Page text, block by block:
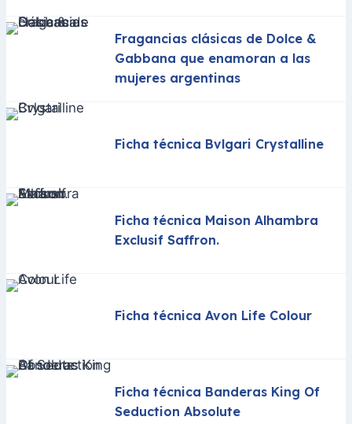
Fragancias clásicas de Dolce &
Gabbana que enamoran a las
mujeres argentinas
Ficha técnica Bvlgari Crystalline
Ficha técnica Maison Alhambra
Exclusif Saffron.
Ficha técnica Avon Life Colour
Ficha técnica Banderas King Of
Seduction Absolute